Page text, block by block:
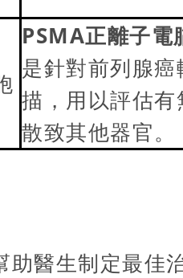
PSMA正離子電
是針對前列腺癌
描，用以評估有
散致其他器官。
醫生制定最佳